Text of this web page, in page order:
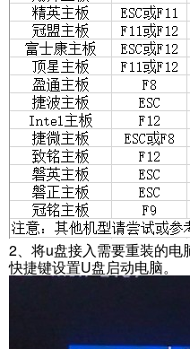
2、将u盘接入需要重装的电
快捷键设置U盘启动电脑。